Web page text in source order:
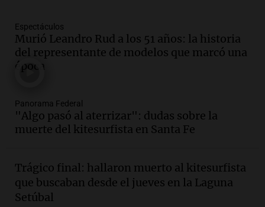
Audio.
la Bulaya abrirá sus puertas mañana con
diversas actividades y sorpresas
Panorama Federal
edificios y proyecta una casa del
estudiante con 48 municipios
involucrados
Episodios
Audio.1° gol de Rosario Central a
Aldosivi (Zalazar en contra) - relato
Gato Greco
Espectáculos
Murió Leandro Rud a los 51 años: la historia
del representante de modelos que marcó una
época
Panorama Federal
"Algo pasó al aterrizar": dudas sobre la
muerte del kitesurfista en Santa Fe
Trágico final: hallaron muerto al kitesurfista
que buscaban desde el jueves en la Laguna
Setúbal